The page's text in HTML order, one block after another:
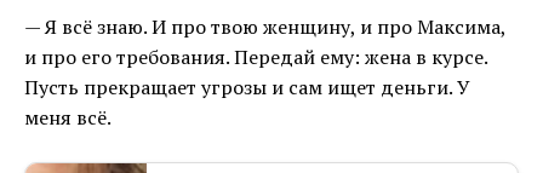
— Я всё знаю. И про твою женщину, и про Максима,
и про его требования. Передай ему: жена в курсе.
Пусть прекращает угрозы и сам ищет деньги. У
меня всё.